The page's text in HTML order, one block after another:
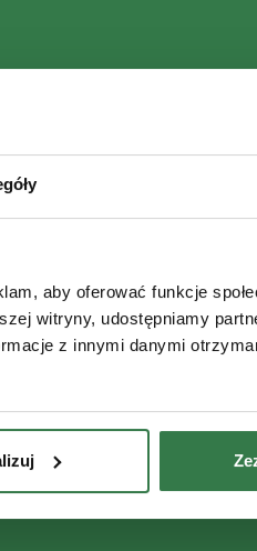
aby oferować funkcje
witryny, udostępniamy
z innymi danymi